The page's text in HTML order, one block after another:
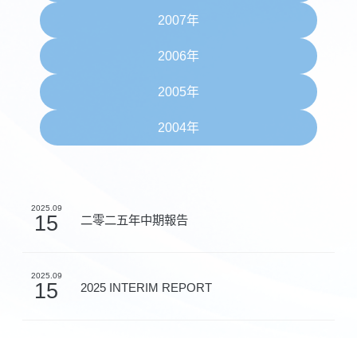
2007年
2006年
2005年
2004年
2025.09
15 二零二五年中期報告
2025.09
15 2025 INTERIM REPORT